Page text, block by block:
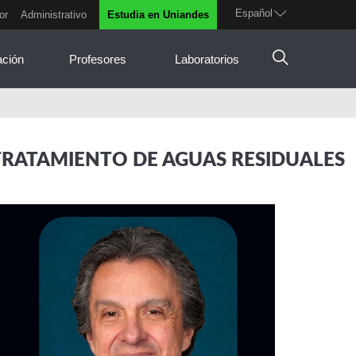
Español
Administrativo Estudia en Uniandes
Profesores Laboratorios
DE AGUAS RESIDUALES